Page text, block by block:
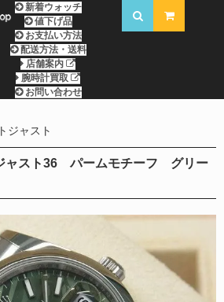
新着ウォッチ
値下げ品
お支払い方法
配送方法・送料
店舗案内
腕時計買取
お問い合わせ
ジャスト
ャスト36 パームモチーフ グリー